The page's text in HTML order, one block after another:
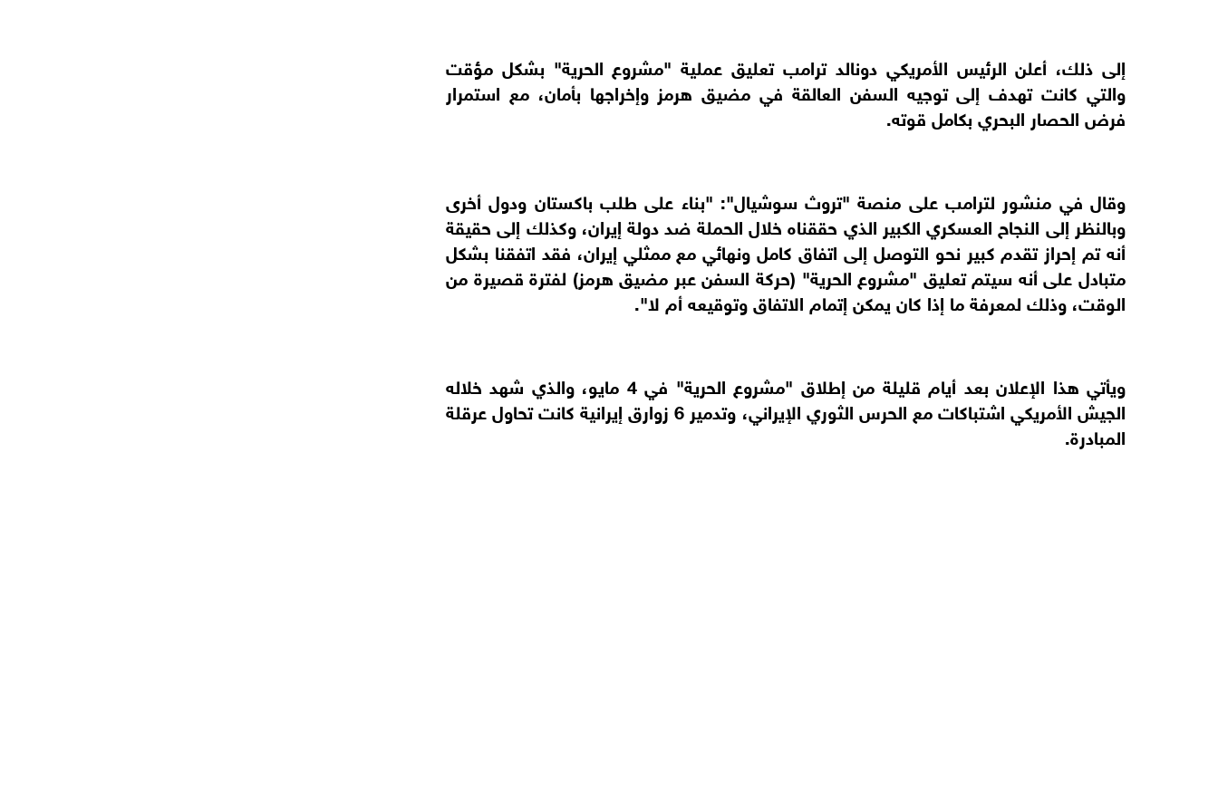
إلى ذلك، أعلن الرئيس الأمريكي دونالد ترامب تعليق عملية "مشروع الحرية" بشكل مؤقت
والتي كانت تهدف إلى توجيه السفن العالقة في مضيق هرمز وإخراجها بأمان، مع استمرار
فرض الحصار البحري بكامل قوته.
وقال في منشور لترامب على منصة "تروث سوشيال": "بناء على طلب باكستان ودول أخرى
وبالنظر إلى النجاح العسكري الكبير الذي حققناه خلال الحملة ضد دولة إيران، وكذلك إلى حقيقة
أنه تم إحراز تقدم كبير نحو التوصل إلى اتفاق كامل ونهائي مع ممثلي إيران، فقد اتفقنا بشكل
متبادل على أنه سيتم تعليق "مشروع الحرية" (حركة السفن عبر مضيق هرمز) لفترة قصيرة من
الوقت، وذلك لمعرفة ما إذا كان يمكن إتمام الاتفاق وتوقيعه أم لا".
ويأتي هذا الإعلان بعد أيام قليلة من إطلاق "مشروع الحرية" في 4 مايو، والذي شهد خلاله
الجيش الأمريكي اشتباكات مع الحرس الثوري الإيراني، وتدمير 6 زوارق إيرانية كانت تحاول عرقلة
المبادرة.